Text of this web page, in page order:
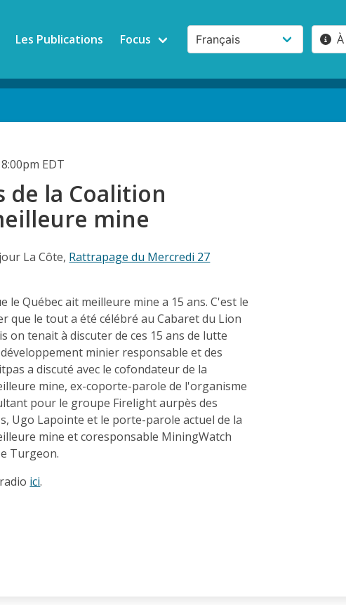
Les Publications Focus
EDT
de la Coalition
mine
La Côte, Rattrapage du Mercredi 27
le Québec ait meilleure mine a 15 ans. C'est le
que le tout a été célébré au Cabaret du Lion
on tenait à discuter de ces 15 ans de lutte
minier responsable et des
a discuté avec le cofondateur de la
mine, ex-coporte-parole de l'organisme
pour le groupe Firelight aurpès des
Ugo Lapointe et le porte-parole actuel de la
mine et coresponsable MiningWatch
Turgeon.
ici.